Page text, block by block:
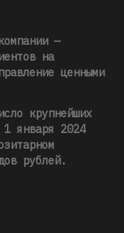
—
на
ценными
крупнейших
1 января 2024
рублей.